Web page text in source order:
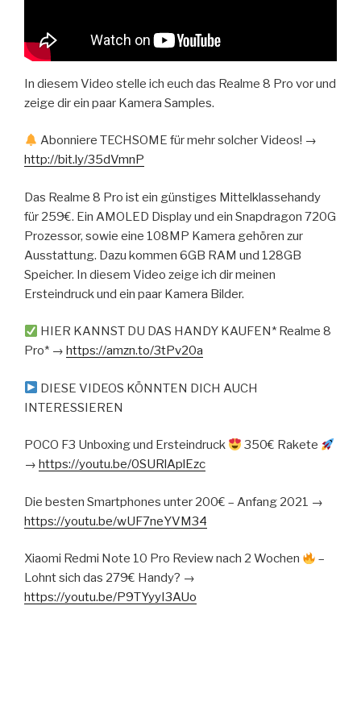
In diesem Video stelle ich euch das Realme 8 Pro vor und
zeige dir ein paar Kamera Samples.
Abonniere TECHSOME für mehr solcher Videos! →
http://bit.ly/35dVmnP
Das Realme 8 Pro ist ein günstiges Mittelklassehandy
für 259€. Ein AMOLED Display und ein Snapdragon 720G
Prozessor, sowie eine 108MP Kamera gehören zur
Ausstattung. Dazu kommen 6GB RAM und 128GB
Speicher. In diesem Video zeige ich dir meinen
Ersteindruck und ein paar Kamera Bilder.
HIER KANNST DU DAS HANDY KAUFEN* Realme 8
Pro* → https://amzn.to/3tPv20a
DIESE VIDEOS KÖNNTEN DICH AUCH
INTERESSIEREN
POCO F3 Unboxing und Ersteindruck
350€ Rakete
→ https://youtu.be/0SURlAplEzc
Die besten Smartphones unter 200€ – Anfang 2021 →
https://youtu.be/wUF7neYVM34
Xiaomi Redmi Note 10 Pro Review nach 2 Wochen
–
Lohnt sich das 279€ Handy? →
https://youtu.be/P9TYyyI3AUo